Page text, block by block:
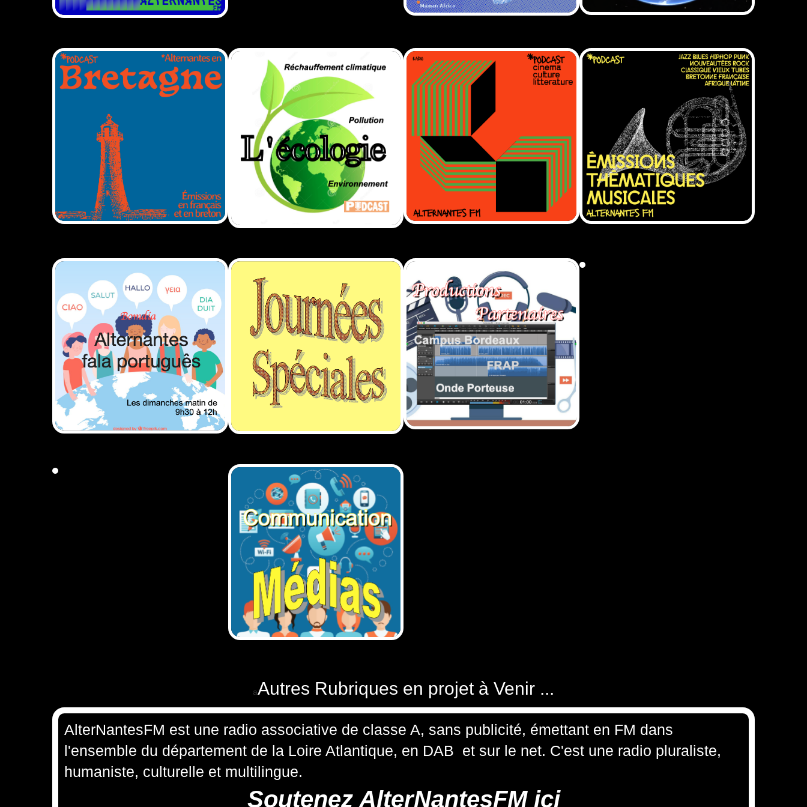
aAutres Rubriques en projet à Venir ...
AlterNantesFM est une radio associative de classe A, sans publicité, émettant en FM dans
l'ensemble du département de la Loire Atlantique, en DAB et sur le net. C'est une radio pluraliste,
humaniste, culturelle et multilingue.
Soutenez AlterNantesFM ici